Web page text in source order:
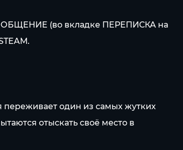
(во вкладке ПЕРЕПИСКА на
переживает один из самых жутких
отыскать своё место в